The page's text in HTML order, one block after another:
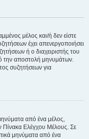
μέλος και/ή δεν είστε
έχει απενεργοποιήσει
ή ο διαχειριστής του
την αποστολή μηνυμάτων.
συζητήσεων για
από ένα μέλος,
Πίνακα Ελέγχου Μέλους. Σε
μηνύματα από ένα